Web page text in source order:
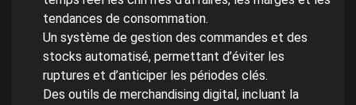
tendances de consommation.
Un système de gestion des commandes et des
stocks automatisé, permettant d’éviter les
ruptures et d’anticiper les périodes clés.
Des outils de merchandising digital, incluant la